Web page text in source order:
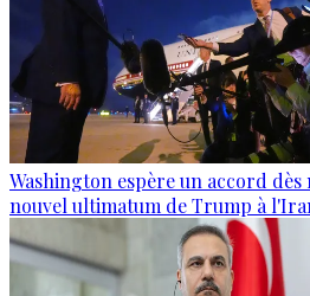
Washington espère un accord
nouvel ultimatum de Trump à